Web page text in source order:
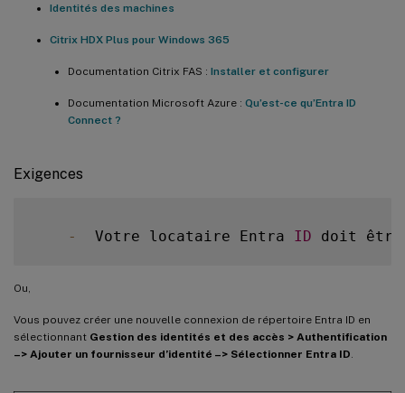
Identités des machines
Citrix HDX Plus pour Windows 365
Documentation Citrix FAS : Installer et configurer
Documentation Microsoft Azure : Qu’est-ce qu’Entra ID
Connect ?
Exigences
-
  Votre locataire Entra
ID doit être
Ou,
Vous pouvez créer une nouvelle connexion de répertoire Entra ID en
sélectionnant Gestion des identités et des accès > Authentification
–> Ajouter un fournisseur d’identité –> Sélectionner Entra ID